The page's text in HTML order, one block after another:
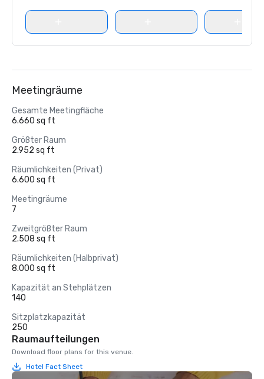
Meetingräume
Gesamte Meetingfläche
6.660 sq ft
Größter Raum
2.952 sq ft
Räumlichkeiten (Privat)
6.600 sq ft
Meetingräume
7
Zweitgrößter Raum
2.508 sq ft
Räumlichkeiten (Halbprivat)
8.000 sq ft
Kapazität an Stehplätzen
140
Sitzplatzkapazität
250
Raumaufteilungen
Download floor plans for this venue.
Hotel Fact Sheet